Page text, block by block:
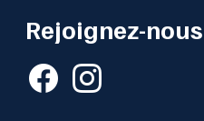
Rejoignez-